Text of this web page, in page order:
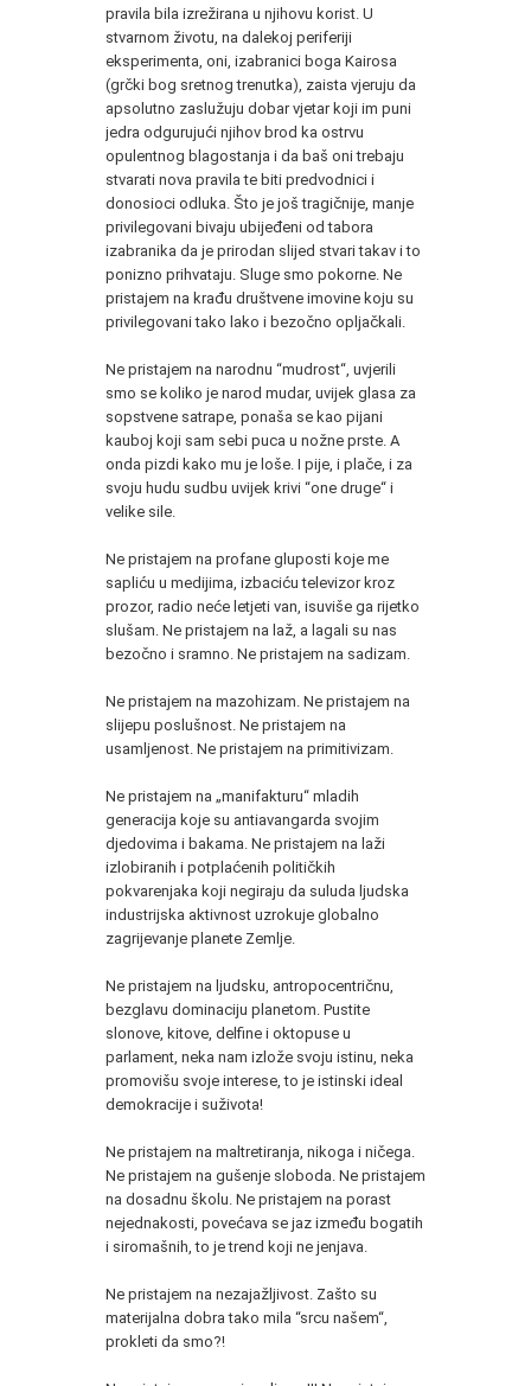
pravila bila izrežirana u njihovu korist. U
stvarnom životu, na dalekoj periferiji
eksperimenta, oni, izabranici boga Kairosa
(grčki bog sretnog trenutka), zaista vjeruju da
apsolutno zaslužuju dobar vjetar koji im puni
jedra odgurujući njihov brod ka ostrvu
opulentnog blagostanja i da baš oni trebaju
stvarati nova pravila te biti predvodnici i
donosioci odluka. Što je još tragičnije, manje
privilegovani bivaju ubijeđeni od tabora
izabranika da je prirodan slijed stvari takav i to
ponizno prihvataju. Sluge smo pokorne. Ne
pristajem na krađu društvene imovine koju su
privilegovani tako lako i bezočno opljačkali.
Ne pristajem na narodnu “mudrost“, uvjerili
smo se koliko je narod mudar, uvijek glasa za
sopstvene satrape, ponaša se kao pijani
kauboj koji sam sebi puca u nožne prste. A
onda pizdi kako mu je loše. I pije, i plače, i za
svoju hudu sudbu uvijek krivi “one druge“ i
velike sile.
Ne pristajem na profane gluposti koje me
sapliću u medijima, izbaciću televizor kroz
prozor, radio neće letjeti van, isuviše ga rijetko
slušam. Ne pristajem na laž, a lagali su nas
bezočno i sramno. Ne pristajem na sadizam.
Ne pristajem na mazohizam. Ne pristajem na
slijepu poslušnost. Ne pristajem na
usamljenost. Ne pristajem na primitivizam.
Ne pristajem na „manifakturu“ mladih
generacija koje su antiavangarda svojim
djedovima i bakama. Ne pristajem na laži
izlobiranih i potplaćenih političkih
pokvarenjaka koji negiraju da suluda ljudska
industrijska aktivnost uzrokuje globalno
zagrijevanje planete Zemlje.
Ne pristajem na ljudsku, antropocentričnu,
bezglavu dominaciju planetom. Pustite
slonove, kitove, delfine i oktopuse u
parlament, neka nam izlože svoju istinu, neka
promovišu svoje interese, to je istinski ideal
demokracije i suživota!
Ne pristajem na maltretiranja, nikoga i ničega.
Ne pristajem na gušenje sloboda. Ne pristajem
na dosadnu školu. Ne pristajem na porast
nejednakosti, povećava se jaz između bogatih
i siromašnih, to je trend koji ne jenjava.
Ne pristajem na nezajažljivost. Zašto su
materijalna dobra tako mila “srcu našem“,
prokleti da smo?!